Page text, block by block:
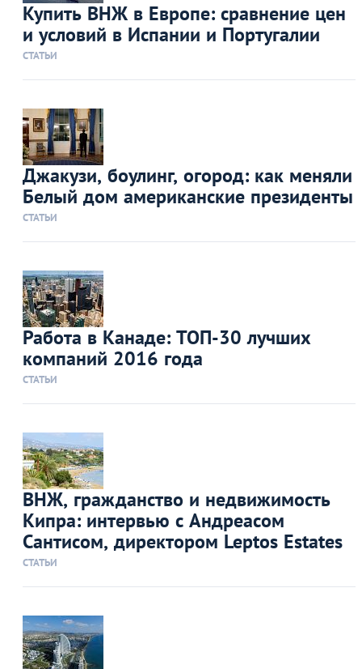
Купить ВНЖ в Европе: сравнение цен
и условий в Испании и Португалии
СТАТЬИ
Джакузи, боулинг, огород: как меняли
Белый дом американские президенты
СТАТЬИ
Работа в Канаде: ТОП-30 лучших
компаний 2016 года
СТАТЬИ
ВНЖ, гражданство и недвижимость
Кипра: интервью с Андреасом
Сантисом, директором Leptos Estates
СТАТЬИ